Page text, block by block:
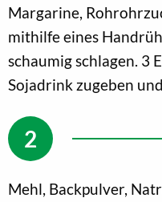
Margarine,
mithilfe eines
schaumig schlagen. 3
Sojadrink zugeben
Mehl, Backpulver,